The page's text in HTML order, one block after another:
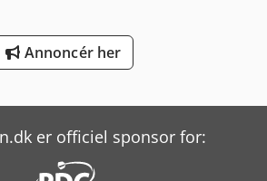
Annoncér her
er officiel sponsor for: